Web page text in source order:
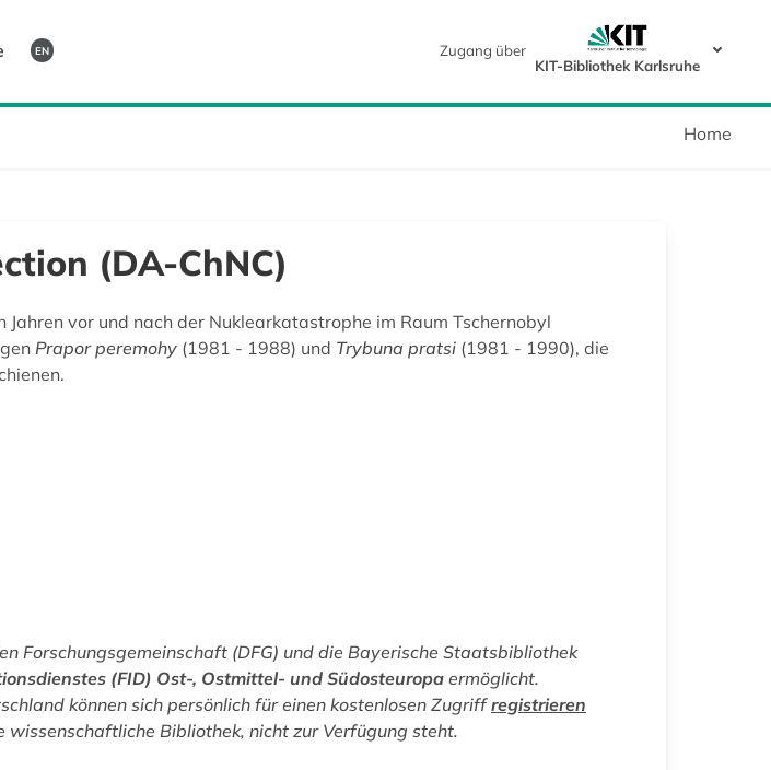
EN
Zugang über
KIT-Bibliothek Karlsruhe
Home
(DA-ChNC)
vor und nach der Nuklearkatastrophe im Raum Tschernobyl
Prapor peremohy (1981 - 1988) und Trybuna pratsi (1981 - 1990), die
Forschungsgemeinschaft (DFG) und die Bayerische Staatsbibliothek
(FID) Ost-, Ostmittel- und Südosteuropa ermöglicht.
können sich persönlich für einen kostenlosen Zugriffregistrieren
Bibliothek, nicht zur Verfügung steht.